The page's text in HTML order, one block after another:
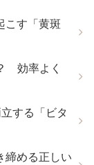
す「黄斑
効率よく
する「ビタ
める正しい